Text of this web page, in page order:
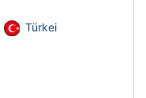
Türkei